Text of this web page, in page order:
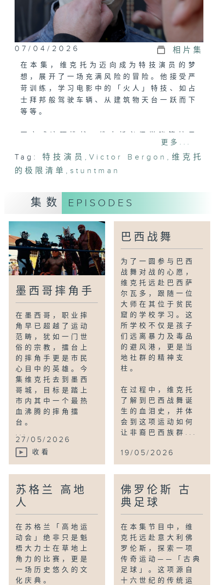
07/04/2026 相片集
在本集，维克托为迈向成为特技演员的梦
想，展开了一场充满风险的冒险。他接受严
苛训练，学习电影中的「火人」特技、如占
士拜邦般驾驶车辆、从建筑物天台一跃而下
等等。
险，更要战胜内心的恐惧。他成功争取得机
会，走进法国一所世界知名的特技学校受
训，与八十六位同样怀抱特技演员梦的同
克托在探索电影特技的奥秘之余，同时展现
出在银幕背后，用生命与勇气让电影绽放魔
双语广播： 粤语/法语 (电视版 及 网上
版)
播出时间： (首播) 2026年4月7日 星期
二 晚上10时
In this episode, Victor embarks
on a high‑risk adventure with
one goal: to become a film
stuntman. He trains to become a
human torch, to drive like James
Bond, and to jump from a
four‑story building. To see the
challenge through, Victor must
learn to manage risk and, above
all, to overcome his fears.
Along the way, he meets some of
the industry’s best stunt
world’s most prestigious stunt
schools in France. Together with
86 fellow students who, like
him, dream of becoming stunt
craft’s secrets. This
action‑packed, full‑throttle
episode dives into the world of
those who, behind the scenes,
make cinema truly magical.
更多...
Tag: 特技演员 ,Victor Bergon , 维克托
的极限清单 ,stuntman
集数 EPISODES
墨西哥摔角手
在墨西哥，职业摔
角早已超越了运动
范畴，犹如一门世
俗的宗教，擂台上
的摔角手更是市民
心目中的英雄。今
集维克托去到墨西
哥城，目标是踏上
市内其中一个最热
血沸腾的摔角擂
台。
...
27/05/2026
收看
巴西战舞
为了一圆参与巴西
战舞对战的心愿，
维克托远赴巴西萨
尔瓦多，跟随一位
大师在其位于贫民
窟的学校学习。这
所学校不仅是孩子
们远离暴力及毒品
的避风港，更是当
地社群的精神支
柱。
在过程中，维克托
了解到巴西战舞诞
生的血泪史，并体
会到这项运动如何
让非裔巴西族群...
19/05/2026
苏格兰 高地
人
在苏格兰「高地运
动会」绝非只是魁
梧大力士在草地上
角力的比赛，更是
一场历史悠久的文
化庆典。
佛罗伦斯 古
典足球
在本集节目中，维
克托远赴意大利佛
罗伦斯，探索一项
传奇运动——「古典
足球」。这项源自
十六世纪的传统运